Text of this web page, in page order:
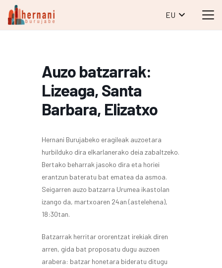
EU
Auzo batzarrak:
Lizeaga, Santa
Barbara, Elizatxo
Hernani Burujabeko eragileak auzoetara
hurbilduko dira elkarlanerako deia zabaltzeko.
Bertako beharrak jasoko dira eta horiei
erantzun bateratu bat ematea da asmoa.
Seigarren auzo batzarra Urumea ikastolan
izango da, martxoaren 24an (astelehena),
18:30tan.
Batzarrak herritar ororentzat irekiak diren
arren, gida bat proposatu dugu auzoen
arabera: batzar honetara bideratu ditugu